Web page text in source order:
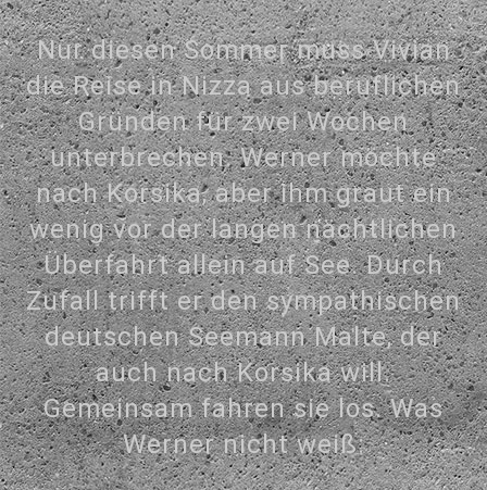
Nur diesen Sommer muss Vivian
die Reise in Nizza aus beruflichen
Gründen für zwei Wochen
unterbrechen. Werner möchte
nach Korsika, aber ihm graut ein
wenig vor der langen nächtlichen
Überfahrt allein auf See. Durch
Zufall trifft er den sympathischen
deutschen Seemann Malte, der
auch nach Korsika will.
Gemeinsam fahren sie los. Was
Werner nicht weiß: